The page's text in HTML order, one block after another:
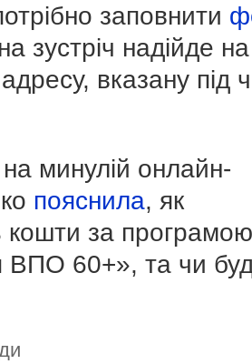
заповнити
зустріч надійде на
вказану під
минулій онлайн-
пояснила, як
кошти за програмою
60+», та чи